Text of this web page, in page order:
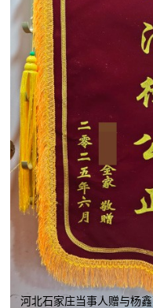
河北石家庄当事人赠与杨